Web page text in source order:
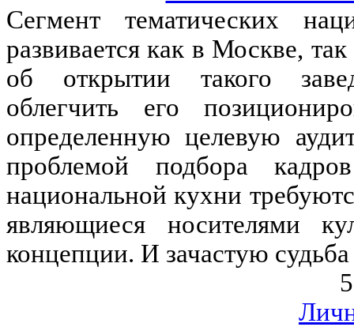
Сегмент тематических
развивается как в Москве,
об открытии такого
облегчить его
определенную целевую
проблемой подбора
национальной кухни
являющиеся носителями
концепции. И зачастую